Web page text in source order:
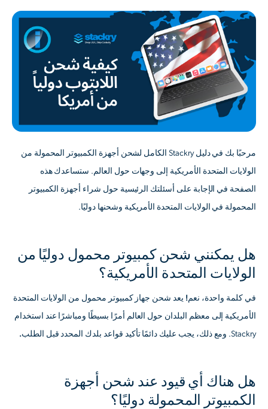
مرحبًا بك في دليل Stackry الكامل لشحن أجهزة الكمبيوتر المحمولة من
الولايات المتحدة الأمريكية إلى وجهات حول العالم. ستساعدك هذه
الصفحة في الإجابة على أسئلتك الرئيسية حول شراء أجهزة الكمبيوتر
المحمولة في الولايات المتحدة الأمريكية وشحنها دوليًا.
هل يمكنني شحن كمبيوتر محمول دوليًا من
الولايات المتحدة الأمريكية؟
في كلمة واحدة، نعم! يعد شحن جهاز كمبيوتر محمول من الولايات المتحدة
الأمريكية إلى معظم البلدان حول العالم أمرًا بسيطًا ومباشرًا عند استخدام
Stackry. ومع ذلك، يجب عليك دائمًا تأكيد قواعد بلدك المحدد قبل الطلب.
هل هناك أي قيود عند شحن أجهزة
الكمبيوتر المحمولة دوليًا؟